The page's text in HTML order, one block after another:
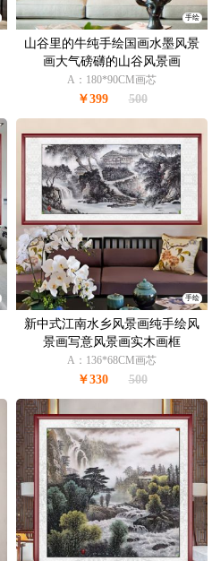
手绘
山谷里的牛纯手绘国画水墨风景
画大气磅礴的山谷风景画
A：180*90CM画芯
￥399 500
手绘
新中式江南水乡风景画纯手绘风
景画写意风景画实木画框
A：136*68CM画芯
￥330 500